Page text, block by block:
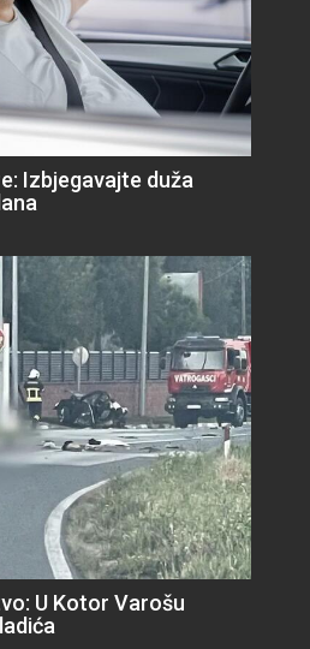
Izbjegavajte duža
U Kotor Varošu